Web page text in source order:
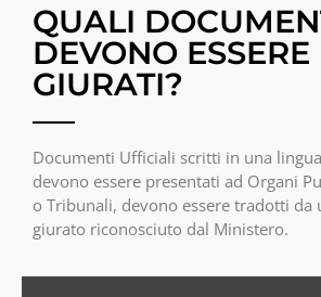
QUALI
DEVONO ESSERE
GIURATI?
Documenti Ufficiali scritti in una
devono essere presentati ad Organi
o Tribunali, devono essere tradotti da
giurato riconosciuto dal Ministero.